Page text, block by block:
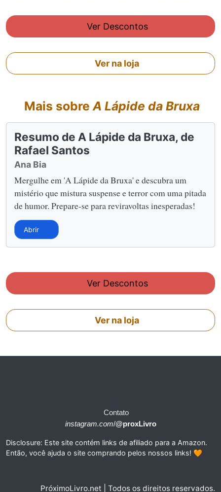
Ver Descontos
Ver na loja
Mais sobre A Lápide da Bruxa
Resumo de A Lápide da Bruxa, de
Rafael Santos
Ana Bia
Mergulhe em 'A Lápide da Bruxa' e descubra um
mistério que mistura suspense e terror com uma pitada
de humor. Prepare-se para reviravoltas inesperadas!
Abrir
Ver Descontos
Ver na loja
Contato
instagram.com/@proxLivro
Disclosure: Este site contém links de afiliado para a Amazon.
Então, você ajuda o site comprando pelos nossos links! 🧡
PróximoLivro.net | Todos os direitos reservados.